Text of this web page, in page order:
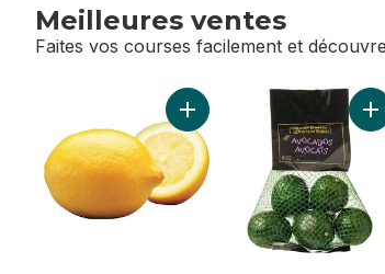
Meilleures ventes
Faites vos courses facilement et
sauter Meilleures ventes
Ajouter Citrons au panier